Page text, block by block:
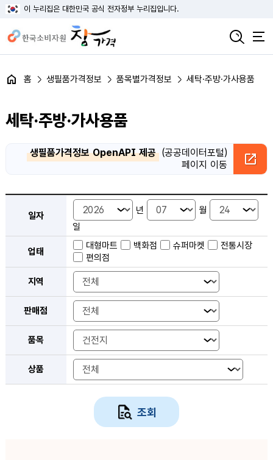
이 누리집은 대한민국 공식 전자정부 누리집입니다.
홈 생필품가격정보 품목별가격정보 세탁·주방·가사용품
세탁·주방·가사용품
생필품가격정보 OpenAPI 제공 (공공데이터포털)
페이지 이동
일자 년
월
일
업태
대형마트 백화점 슈퍼마켓
전통시장
편의점
지역
판매점
품목
상품
조회